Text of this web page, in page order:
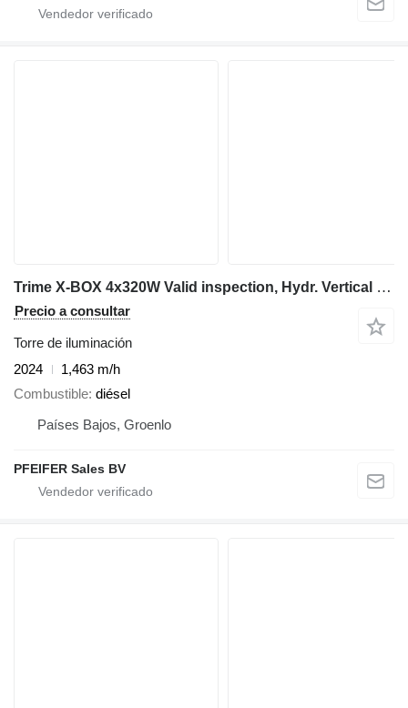
Trime X-BOX 4x320W Valid inspection, Hydr. Vertical towe
Precio a consultar
Torre de iluminación
2024
1,463 m/h
Combustible diésel
Países Bajos, Groenlo
PFEIFER Sales BV